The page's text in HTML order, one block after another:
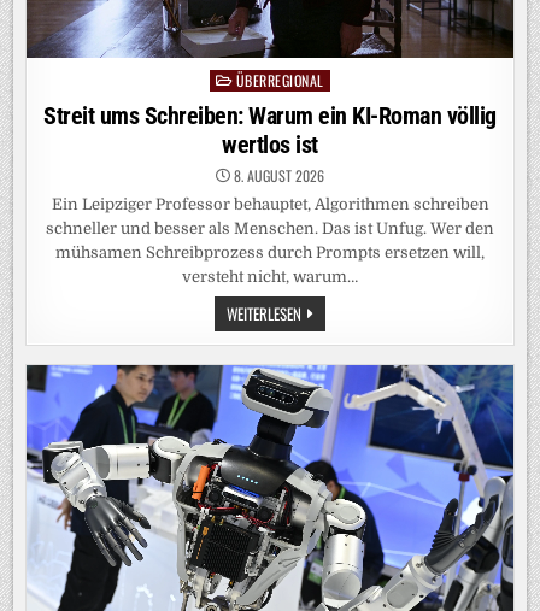
PostedÜBERREGIONAL
Streit ums Schreiben: Warum ein KI-Roman völlig
wertlos ist
8. AUGUST 2026
Ein Leipziger Professor behauptet, Algorithmen schreiben
schneller und besser als Menschen. Das ist Unfug. Wer den
mühsamen Schreibprozess durch Prompts ersetzen will,
versteht nicht, warum…
WEITERLESEN STREIT
UMS
SCHREIBEN:
EIN
KI-
ROMAN
VÖLLIG
WERTLOS
IST